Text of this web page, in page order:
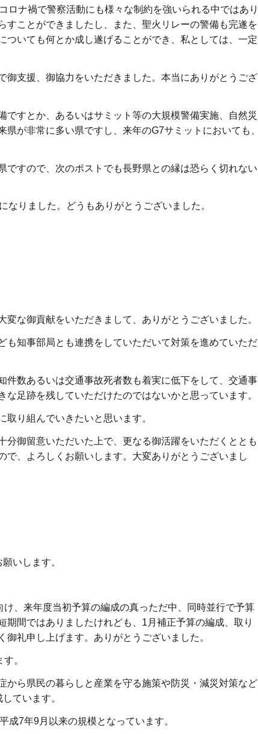
ナ禍で警察活動にも様々な制約を強いられる中ではあり
すことができましたし、また、聖火リレーの警備も完遂を
いても何とか成し遂げることができ、私としては、一定
支援、御協力をいただきました。本当にありがとうござ
すとか、あるいはサミット等の大規模警備実施、自然災
が非常に多い県ですし、来年のG7サミットにおいても、
すので、次のポストでも長野県との縁は恐らく切れない
りました。どうもありがとうございました。
な御貢献をいただきまして、ありがとうございました。
知事部局とも連携をしていただいて対策を進めていただ
数あるいは交通事故死者数も着実に低下をして、交通事
足跡を残していただけたのではないかと思っています。
り組んでいきたいと思います。
御留意いただいた上で、更なる御活躍をいただくととも
、よろしくお願いします。大変ありがとうございまし
いします。
、来年度当初予算の編成の真っただ中、同時並行で予算
間ではありましたけれども、1月補正予算の編成、取り
礼申し上げます。ありがとうございました。
。
ら県民の暮らしと産業を守る施策や防災・減災対策など
ています。
7年9月以来の規模となっています。